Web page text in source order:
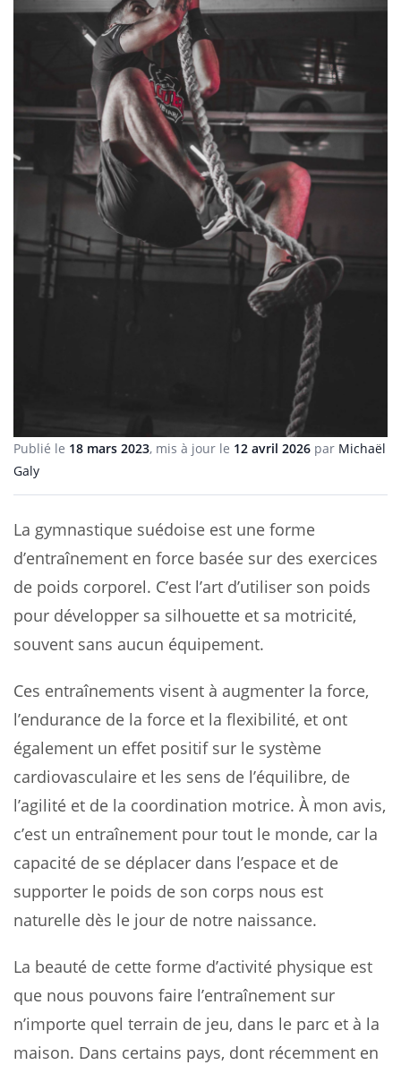
Publié le 18 mars 2023, mis à jour le 12 avril 2026 par Michaël
Galy
La gymnastique suédoise est une forme
d’entraînement en force basée sur des exercices
de poids corporel. C’est l’art d’utiliser son poids
pour développer sa silhouette et sa motricité,
souvent sans aucun équipement.
Ces entraînements visent à augmenter la force,
l’endurance de la force et la flexibilité, et ont
également un effet positif sur le système
cardiovasculaire et les sens de l’équilibre, de
l’agilité et de la coordination motrice. À mon avis,
c’est un entraînement pour tout le monde, car la
capacité de se déplacer dans l’espace et de
supporter le poids de son corps nous est
naturelle dès le jour de notre naissance.
La beauté de cette forme d’activité physique est
que nous pouvons faire l’entraînement sur
n’importe quel terrain de jeu, dans le parc et à la
maison. Dans certains pays, dont récemment en